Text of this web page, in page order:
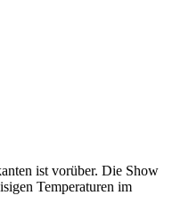
ist vorüber. Die Show
Temperaturen im